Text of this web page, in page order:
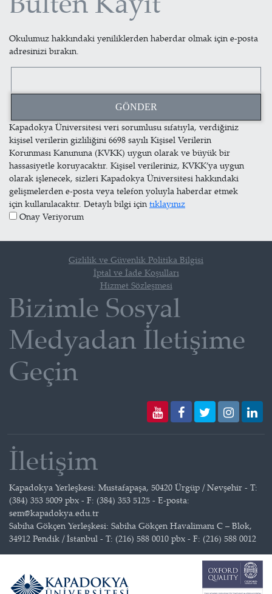
Okulumuz hakkındaki yeniliklerden haberdar olmak için e-posta
adresinizi bırakın.
Kapadokya Üniversitesi veri sorumlusu sıfatıyla, verdiğiniz
kişisel verilerin gizliliğini 6698 sayılı Kişisel Verilerin
Korunması Kanununa (KVKK) uygun olarak ve büyük bir
hassasiyetle koruyacaktır. Kişisel verileriniz, KVKK’ya uygun
olarak işlenecek, sizleri Kapadokya Üniversitesi hakkındaki
gelişmelerden e-posta veya telefon yoluyla haberdar etmek
için kullanılacaktır. Detaylı bilgi için tıklayınız
Onay Veriyorum
Gizlilik ve Güvenlik Politika Bilgisi
İptal ve İade Koşulları
Hizmet Sözleşmesi
Bizimle Sosyal
Medyadan İletişime
Geçin
İletişim
Kapadokya Yerleşkesi: Mustafapaşa, 50420 Ürgüp / Nevşehir - T:
(384) 353 5009 pbx - F: (384) 353 5125 - E-posta:
sem@kapadokya.edu.tr
Sabiha Gökçen Yerleşkesi: Sabiha Gökçen Havalimanı C – Blok,
34912 Pendik / İstanbul - T: (216) 588 0010 pbx - F: (216) 588 0012